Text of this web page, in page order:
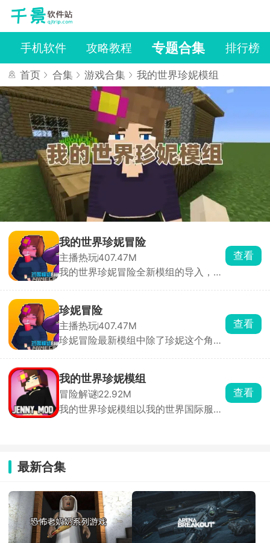
手机软件 攻略教程 专题合集 排行榜
首页 合集 游戏合集 我的世界珍妮模组
我的世界珍妮模组
了全新珍妮这一可深度展开互动的珍妮角色，陪伴各位玩家
踏入充满神秘与未知的冒险之旅，在像素沙盒世界内与珍妮
共同冒险，发掘众多隐藏的宝藏，甚至古老的遗迹。
更新时间：2026-06-16
我的世界珍妮冒险
主播热玩407.47M
我的世界珍妮冒险全新模组的导入，除
全新像素沙盒大陆中收集重要的资源，
加工成宝石才能俘获珍妮的芳心，从而
触发神秘任务，和珍妮一起探索冒险，
在沙盒世界里建造你们的爱巢。
查看
珍妮冒险
主播热玩407.47M
珍妮冒险最新模组中除了珍妮这个角色
妮所在的位置，找到她们，并交换物品
来俘获芳心，随后就能一起展开互动冒
险生存，在像素沙盒世界里共同探索更
多的生物群落，一起应对各种挑战任
查看
我的世界珍妮模组
冒险解谜22.92M
我的世界珍妮模组以我的世界国际服为
一起收集道具、触发不同的冒险，领取
查看
最新合集